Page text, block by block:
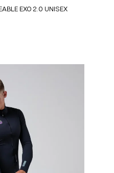
EXO 2.0 UNISEX